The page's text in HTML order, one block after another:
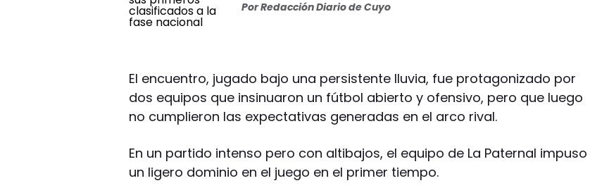
PorRedacción Diario de Cuyo
El encuentro, jugado bajo una persistente lluvia, fue protagonizado por
dos equipos que insinuaron un fútbol abierto y ofensivo, pero que luego
no cumplieron las expectativas generadas en el arco rival.
En un partido intenso pero con altibajos, el equipo de La Paternal impuso
un ligero dominio en el juego en el primer tiempo.